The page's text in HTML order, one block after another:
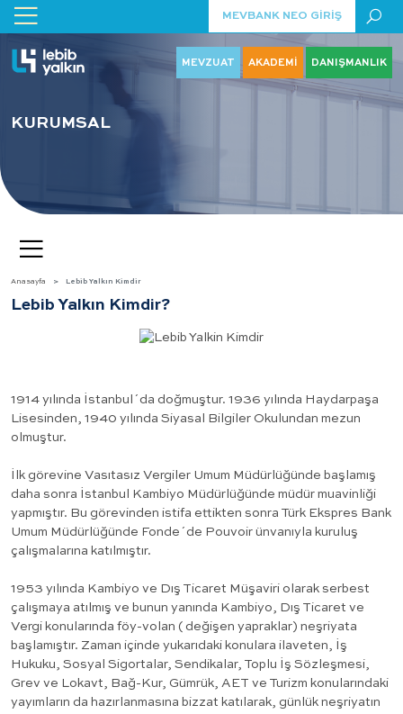
MEVBANK NEO GİRİŞ
MEVZUAT AKADEMİ DANIŞMANLIK
KURUMSAL
Anasayfa Lebib Yalkın Kimdir
Lebib Yalkın Kimdir?
1914 yılında İstanbul´da doğmuştur. 1936 yılında Haydarpaşa
Lisesinden, 1940 yılında Siyasal Bilgiler Okulundan mezun
olmuştur.
İlk görevine Vasıtasız Vergiler Umum Müdürlüğünde başlamış
daha sonra İstanbul Kambiyo Müdürlüğünde müdür muavinliği
yapmıştır. Bu görevinden istifa ettikten sonra Türk Ekspres Bank
Umum Müdürlüğünde Fonde´de Pouvoir ünvanıyla kuruluş
çalışmalarına katılmıştır.
1953 yılında Kambiyo ve Dış Ticaret Müşaviri olarak serbest
çalışmaya atılmış ve bunun yanında Kambiyo, Dış Ticaret ve
Vergi konularında föy-volan ( değişen yapraklar) neşriyata
başlamıştır. Zaman içinde yukarıdaki konulara ilaveten, İş
Hukuku, Sosyal Sigortalar, Sendikalar, Toplu İş Sözleşmesi,
Grev ve Lokavt, Bağ-Kur, Gümrük, AET ve Turizm konularındaki
yayımların da hazırlanmasına bizzat katılarak, günlük neşriyatın